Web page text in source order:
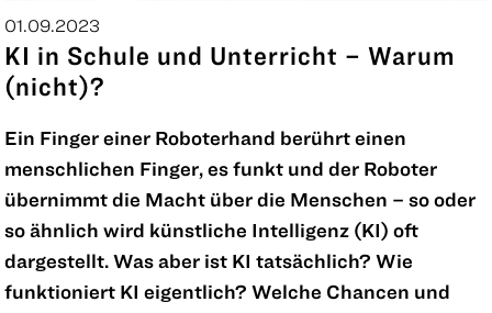
01.09.2023
KI in Schule und Unterricht – Warum
(nicht)?
Ein Finger einer Roboterhand berührt einen
menschlichen Finger, es funkt und der Roboter
übernimmt die Macht über die Menschen – so oder
so ähnlich wird künstliche Intelligenz (KI) oft
dargestellt. Was aber ist KI tatsächlich? Wie
funktioniert KI eigentlich? Welche Chancen und